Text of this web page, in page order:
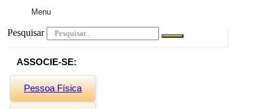
Menu
Pesquisar
ASSOCIE-SE:
Pessoa Física